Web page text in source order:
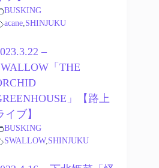
BUSKING
acane, SHINJUKU
–
「THE
」【路上
イブ】
BUSKING
SWALLOW, SHINJUKU